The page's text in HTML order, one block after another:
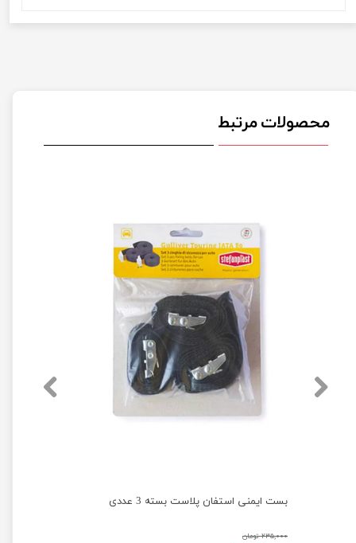
محصولات مرتبط
بست ایمنی استفان پلاست بسته 3 عددی
۲۳۵,۰۰۰ تومان